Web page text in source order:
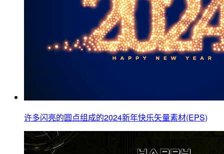
许多闪亮的圆点组成的2024新年快乐矢量素材(EPS)